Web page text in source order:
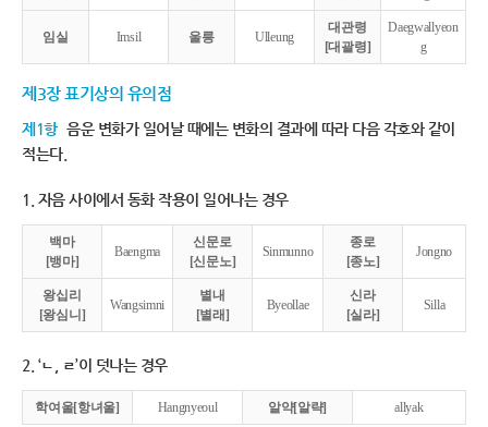
임실 Imsil 울릉 Ulleung
대관령
[대괄령]
Daegwallyeon
g
제3장 표기상의 유의점
제1항 음운 변화가 일어날 때에는 변화의 결과에 따라 다음 각호와 같이
적는다.
1. 자음 사이에서 동화 작용이 일어나는 경우
백마
[뱅마]
Baengma
신문로
[신문노]
Sinmunno
종로
[종노]
Jongno
왕십리
[왕심니]
Wangsimni
별내
[별래]
Byeollae
신라
[실라]
Silla
2. ‘ㄴ, ㄹ’이 덧나는 경우
학여울[항녀울] Hangnyeoul 알약[알략] allyak